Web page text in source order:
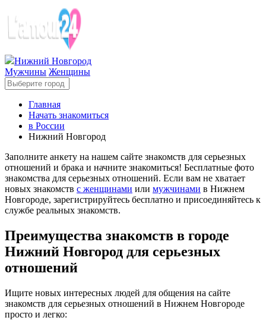
Нижний Новгород
Мужчины Женщины
Главная
Начать знакомиться
в России
Нижний Новгород
Заполните анкету на нашем сайте знакомств для серьезных
отношений и брака и начните знакомиться! Бесплатные фото
знакомства для серьезных отношений. Если вам не хватает
новых знакомств с женщинами или мужчинами в Нижнем
Новгороде, зарегистрируйтесь бесплатно и присоединяйтесь к
службе реальных знакомств.
Преимущества знакомств в городе
Нижний Новгород для серьезных
отношений
Ищите новых интересных людей для общения на сайте
знакомств для серьезных отношений в Нижнем Новгороде
просто и легко: